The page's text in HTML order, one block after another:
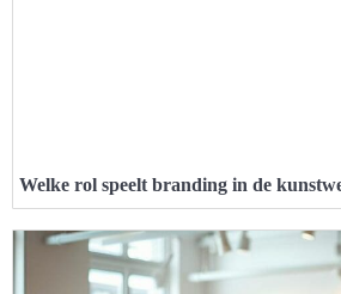
Welke rol speelt branding in de